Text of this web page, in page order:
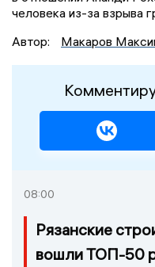
человека из-за взрыва
Автор:
Макаров
08:00
Рязанские
вошли ТОП-50